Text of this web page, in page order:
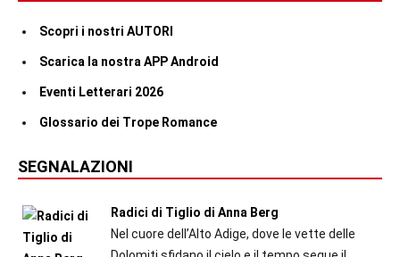
Scopri i nostri AUTORI
Scarica la nostra APP Android
Eventi Letterari 2026
Glossario dei Trope Romance
SEGNALAZIONI
Radici di Tiglio di Anna Berg
Nel cuore dell’Alto Adige, dove le vette delle